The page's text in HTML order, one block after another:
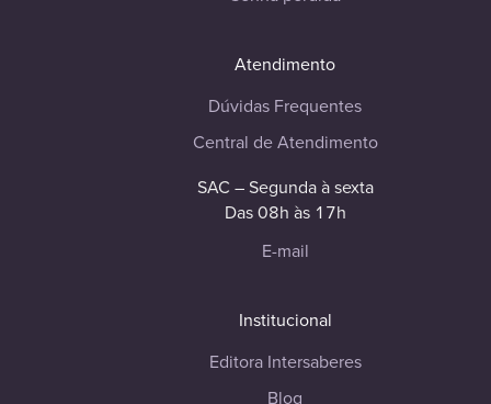
Atendimento
Dúvidas Frequentes
Central de Atendimento
SAC – Segunda à sexta
Das 08h às 17h
E-mail
Institucional
Editora Intersaberes
Blog